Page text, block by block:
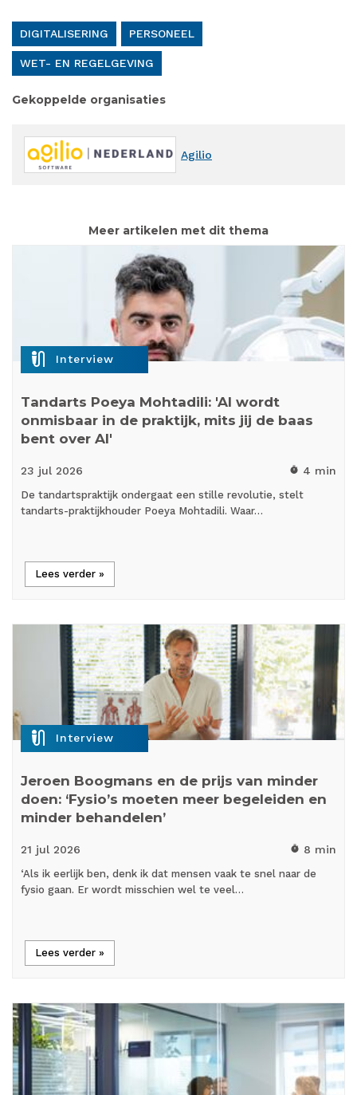
DIGITALISERING PERSONEEL
WET- EN REGELGEVING
Gekoppelde organisaties
Agilio
Meer artikelen met dit thema
mic_external_on Interview
Tandarts Poeya Mohtadili: 'AI wordt
onmisbaar in de praktijk, mits jij de baas
bent over AI'
23 jul 2026 timer 4 min
De tandartspraktijk ondergaat een stille revolutie, stelt
tandarts-praktijkhouder Poeya Mohtadili. Waar…
Lees verder »
mic_external_on Interview
Jeroen Boogmans en de prijs van minder
doen: ‘Fysio’s moeten meer begeleiden en
minder behandelen’
21 jul 2026 timer 8 min
‘Als ik eerlijk ben, denk ik dat mensen vaak te snel naar de
fysio gaan. Er wordt misschien wel te veel…
Lees verder »